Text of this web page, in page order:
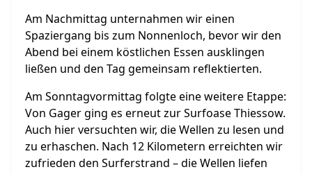
Am Nachmittag unternahmen wir einen
Spaziergang bis zum Nonnenloch, bevor wir den
Abend bei einem köstlichen Essen ausklingen
ließen und den Tag gemeinsam reflektierten.
Am Sonntagvormittag folgte eine weitere Etappe:
Von Gager ging es erneut zur Surfoase Thiessow.
Auch hier versuchten wir, die Wellen zu lesen und
zu erhaschen. Nach 12 Kilometern erreichten wir
zufrieden den Surferstrand – die Wellen liefen